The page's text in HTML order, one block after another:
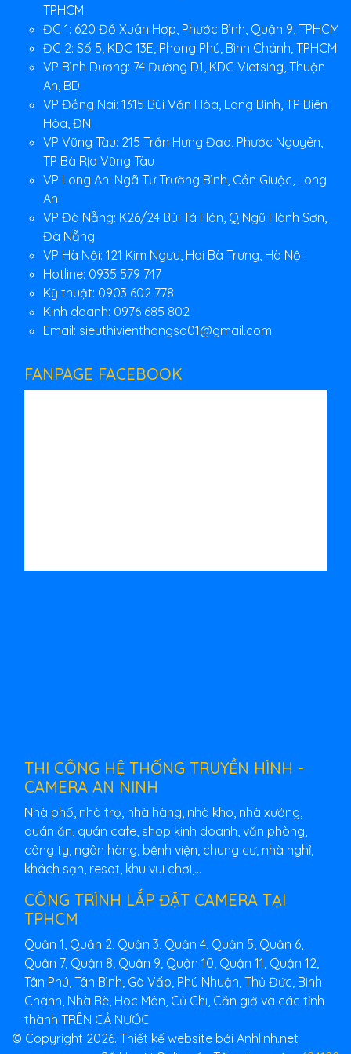
TPHCM
ĐC 1: 620 Đỗ Xuân Hợp, Phước Bình, Quận 9, TPHCM
ĐC 2: Số 5, KDC 13E, Phong Phú, Bình Chánh, TPHCM
VP Bình Dương: 74 Đường D1, KDC Vietsing, Thuận
An, BD
VP Đồng Nai: 1315 Bùi Văn Hòa, Long Bình, TP Biên
Hòa, ĐN
VP Vũng Tàu: 215 Trần Hưng Đạo, Phước Nguyên,
TP Bà Rịa Vũng Tàu
VP Long An: Ngã Tư Trường Bình, Cần Giuộc, Long
An
VP Đà Nẵng: K26/24 Bùi Tá Hán, Q Ngũ Hành Sơn,
Đà Nẵng
VP Hà Nội: 121 Kim Ngưu, Hai Bà Trưng, Hà Nội
Hotline: 0935 579 747
Kỹ thuật: 0903 602 778
Kinh doanh: 0976 685 802
Email: sieuthivienthongso01@gmail.com
FANPAGE FACEBOOK
THI CÔNG HỆ THỐNG TRUYỀN HÌNH -
CAMERA AN NINH
Nhà phố, nhà trọ, nhà hàng, nhà kho, nhà xưởng,
quán ăn, quán cafe, shop kinh doanh, văn phòng,
công ty, ngân hàng, bệnh viện, chung cư, nhà nghỉ,
khách sạn, resot, khu vui chơi,...
CÔNG TRÌNH LẮP ĐẶT CAMERA TẠI
TPHCM
Quận 1, Quận 2, Quận 3, Quận 4, Quận 5, Quận 6,
Quận 7, Quận 8, Quận 9, Quận 10, Quận 11, Quận 12,
Tân Phú, Tân Bình, Gò Vấp, Phú Nhuận, Thủ Đức, Bình
Chánh, Nhà Bè, Hoc Môn, Củ Chi, Cần giờ và các tỉnh
thành TRÊN CẢ NƯỚC
© Copyright 2026. Thiết kế website bởi Anhlinh.net